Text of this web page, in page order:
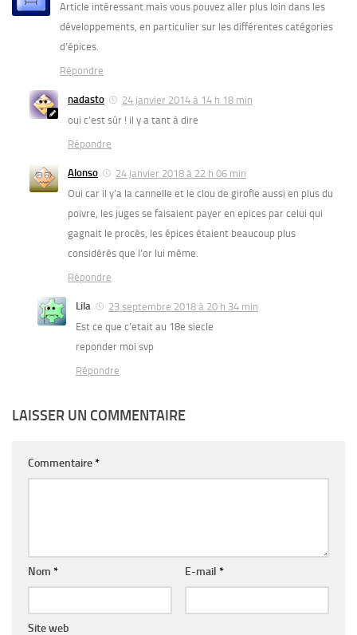
Article intéressant mais vous pouvez aller plus loin dans les
développements, en particulier sur les différentes catégories
d’épices.
Répondre
nadasto
24 janvier 2014 à 14 h 18 min
oui c’est sûr ! il y a tant à dire
Répondre
Alonso
24 janvier 2018 à 22 h 06 min
Oui car il y’a la cannelle et le clou de girofle aussi en plus du
poivre, les juges se faisaient payer en epices par celui qui
gagnait le procès, les épices étaient beaucoup plus
considérés que l’or lui même.
Répondre
Lila
23 septembre 2018 à 20 h 34 min
Est ce que c’etait au 18e siecle
reponder moi svp
Répondre
LAISSER UN COMMENTAIRE
Commentaire*
Nom * E-mail *
Site web